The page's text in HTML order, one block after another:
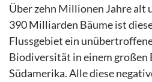
Über zehn Millionen Jahre alt
390 Milliarden Bäume ist
Flussgebiet ein
Biodiversität in einem großen
Südamerika. Alle diese